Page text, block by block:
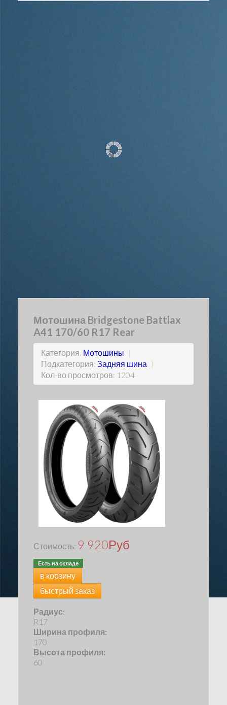
Мотошина Bridgestone Battlax
A41 170/60 R17 Rear
Категория: Мотошины |
Подкатегория: Задняя шина |
Кол-во просмотров: 1204
Стоимость: 9 920Руб
Есть на складе
в корзину
быстрый заказ
Радиус:
R17
Ширина профиля:
170
Высота профиля:
60